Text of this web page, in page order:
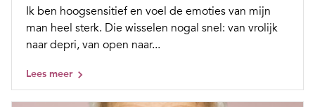
Ik ben hoogsensitief en voel de emoties van mijn
man heel sterk. Die wisselen nogal snel: van vrolijk
naar depri, van open naar...
Lees meer